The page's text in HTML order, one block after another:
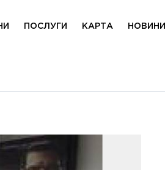
ПОСЛУГИ КАРТА НОВИНИ